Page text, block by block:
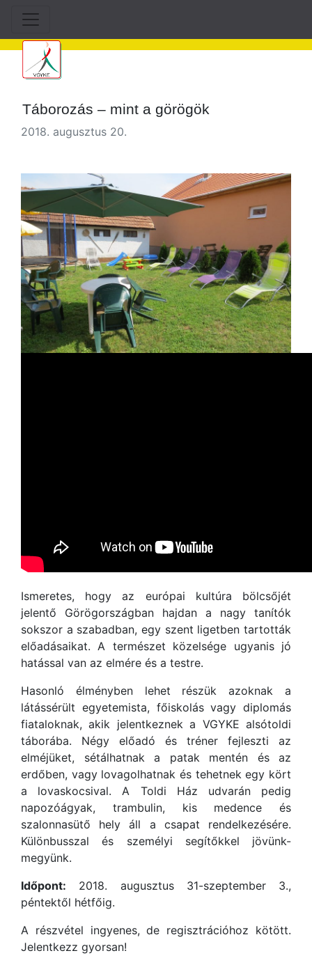
Táborozás – mint a görögök
2018. augusztus 20.
Ismeretes, hogy az európai kultúra bölcsőjét
jelentő Görögországban hajdan a nagy tanítók
sokszor a szabadban, egy szent ligetben tartották
előadásaikat. A természet közelsége ugyanis jó
hatással van az elmére és a testre.
Hasonló élményben lehet részük azoknak a
látássérült egyetemista, főiskolás vagy diplomás
fiataloknak, akik jelentkeznek a VGYKE alsótoldi
táborába. Négy előadó és tréner fejleszti az
elméjüket, sétálhatnak a patak mentén és az
erdőben, vagy lovagolhatnak és tehetnek egy kört
a lovaskocsival. A Toldi Ház udvarán pedig
napozóágyak, trambulin, kis medence és
szalonnasütő hely áll a csapat rendelkezésére.
Különbusszal és személyi segítőkkel jövünk-
megyünk.
Időpont: 2018. augusztus 31-szeptember 3.,
péntektől hétfőig.
A részvétel ingyenes, de regisztrációhoz kötött.
Jelentkezz gyorsan!